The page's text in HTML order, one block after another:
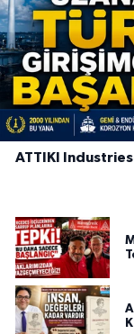
ATTIKI